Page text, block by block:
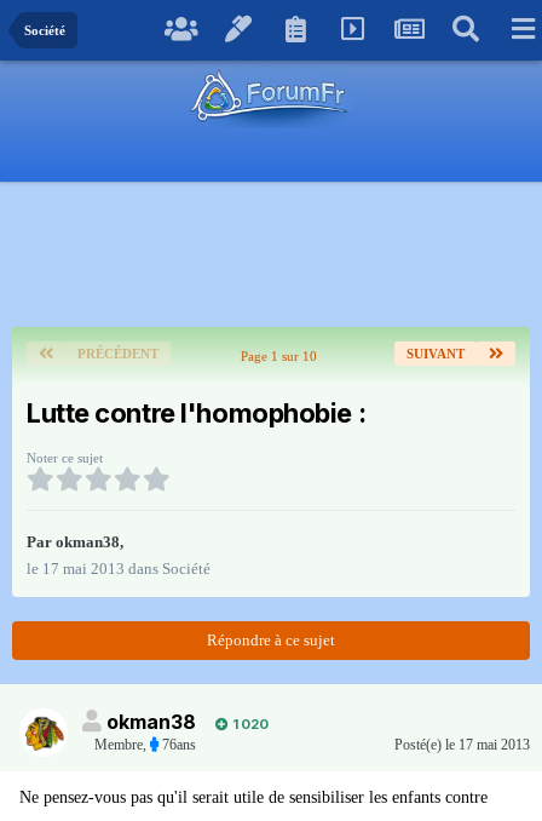
Société
PRÉCÉDENT SUIVANT
Page 1 sur 10
Lutte contre l'homophobie :
Noter ce sujet
Par okman38,
le 17 mai 2013 dans Société
Répondre à ce sujet
okman38
1 020
Membre, 76ans Posté(e) le 17 mai 2013
Ne pensez-vous pas qu'il serait utile de sensibiliser les enfants contre